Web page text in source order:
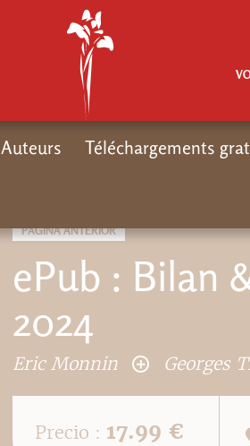
PÁGINA ANTERIOR
ePub : Bilan
2024
Eric Monnin Georges
Precio : 17.99 €
Auteurs Téléchargements